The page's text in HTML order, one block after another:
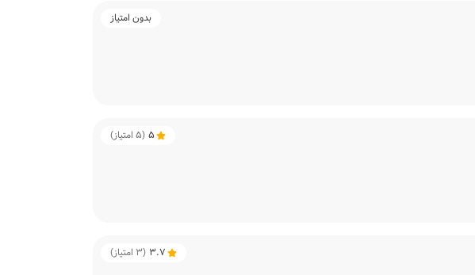
بدون امتیاز
5
(
5 امتیاز)
3.7
(
3 امتیاز)